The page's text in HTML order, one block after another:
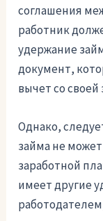
соглашения
работник
удержание
документ,
вычет со
Однако,
займа не
заработной
имеет другие